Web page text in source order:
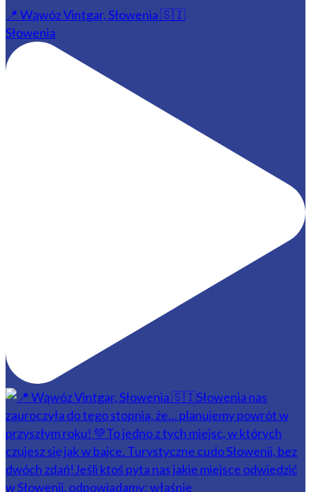
📍 Wąwóz Vintgar, Słowenia 🇸🇮
Słowenia